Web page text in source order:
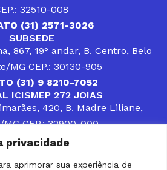
privacidade
aprimorar sua experiência de
32510-008
(31) 2571-3026
SUBSEDE
867, 19° andar, B. Centro, Belo
MG CEP.: 30130-905
(31) 9 8210-7052
ICISMEP 272 JOIAS
420, B. Madre Liliane,
CEP.: 32900-000
4400 ou (31) 9 8309-8660
AÇÕES E SERVIÇOS
A ASSISTÊNCIA À